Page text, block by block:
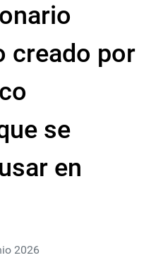
creado por
se
en
2026